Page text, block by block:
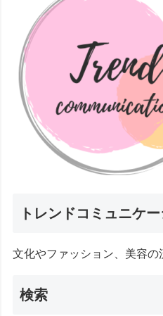
トレンドコミュニケ
文化やファッション、美容の
検索